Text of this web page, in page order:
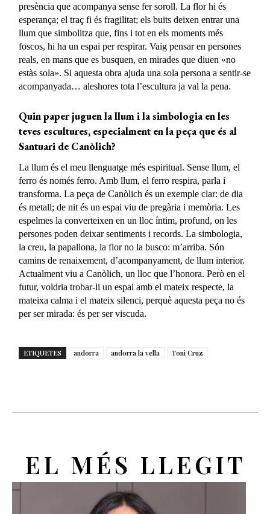
presència que acompanya sense fer soroll. La flor hi és
esperança; el traç fi és fragilitat; els buits deixen entrar una
llum que simbolitza que, fins i tot en els moments més
foscos, hi ha un espai per respirar. Vaig pensar en persones
reals, en mans que es busquen, en mirades que diuen «no
estàs sola». Si aquesta obra ajuda una sola persona a sentir-se
acompanyada… aleshores tota l’escultura ja val la pena.
Quin paper juguen la llum i la simbologia en les
teves escultures, especialment en la peça que és al
Santuari de Canòlich?
La llum és el meu llenguatge més espiritual. Sense llum, el
ferro és només ferro. Amb llum, el ferro respira, parla i
transforma. La peça de Canòlich és un exemple clar: de dia
és metall; de nit és un espai viu de pregària i memòria. Les
espelmes la converteixen en un lloc íntim, profund, on les
persones poden deixar sentiments i records. La simbologia,
la creu, la papallona, la flor no la busco: m’arriba. Són
camins de renaixement, d’acompanyament, de llum interior.
Actualment viu a Canòlich, un lloc que l’honora. Però en el
futur, voldria trobar-li un espai amb el mateix respecte, la
mateixa calma i el mateix silenci, perquè aquesta peça no és
per ser mirada: és per ser viscuda.
ETIQUETES andorra andorra la vella Toni Cruz
EL MÉS LLEGIT